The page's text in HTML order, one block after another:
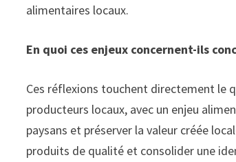
alimentaires locaux.
En quoi ces enjeux concernent-ils
Ces réflexions touchent directement le
producteurs locaux, avec un enjeu
paysans et préserver la valeur créée
produits de qualité et consolider une